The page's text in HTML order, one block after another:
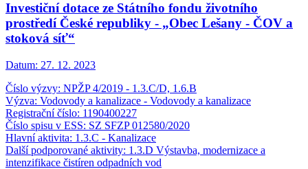
Investiční dotace ze Státního fondu životního
prostředí České republiky - „Obec Lešany - ČOV a
stoková síť“
Datum: 27. 12. 2023
Číslo výzvy: NPŽP 4/2019 - 1.3.C/D, 1.6.B
Výzva: Vodovody a kanalizace - Vodovody a kanalizace
Registrační číslo: 1190400227
Číslo spisu v ESS: SZ SFZP 012580/2020
Hlavní aktivita: 1.3.C - Kanalizace
Další podporované aktivity: 1.3.D Výstavba, modernizace a
intenzifikace čistíren odpadních vod